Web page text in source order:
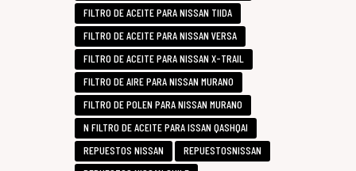
FILTRO DE ACEITE PARA NISSAN TIIDA
FILTRO DE ACEITE PARA NISSAN VERSA
FILTRO DE ACEITE PARA NISSAN X-TRAIL
FILTRO DE AIRE PARA NISSAN MURANO
FILTRO DE POLEN PARA NISSAN MURANO
N FILTRO DE ACEITE PARA ISSAN QASHQAI
REPUESTOS NISSAN
REPUESTOSNISSAN